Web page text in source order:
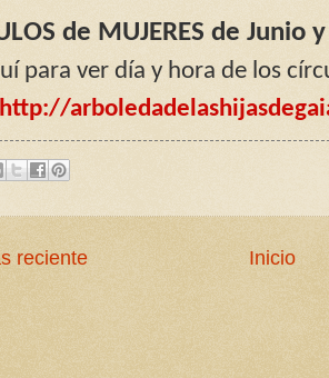
de MUJERES de Junio
para ver día y hora de los
http://
reciente Inicio